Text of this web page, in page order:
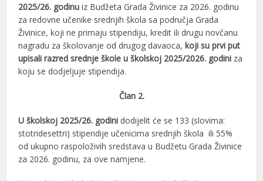
2025/26. godinu iz Budžeta Grada Živinice za 2026. godinu
za redovne učenike srednjih škola sa područja Grada
Živinice, koji ne primaju stipendiju, kredit ili drugu novčanu
nagradu za školovanje od drugog davaoca,koji su prvi put
upisali razred srednje škole u školskoj 2025/2026. godini za
koju se dodjeljuje stipendija.
Član 2.
U školskoj 2025/26. godini dodijelit će se 133 (slovima:
stotridesettri) stipendije učenicima srednjih škola ili 55%
od ukupno raspoloživih sredstava u Budžetu Grada Živinice
za 2026. godinu, za ove namjene.